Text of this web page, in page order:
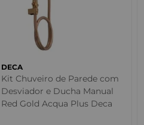
DECA
Kit Chuveiro de Parede com
Desviador e Ducha Manual
Red Gold Acqua Plus Deca